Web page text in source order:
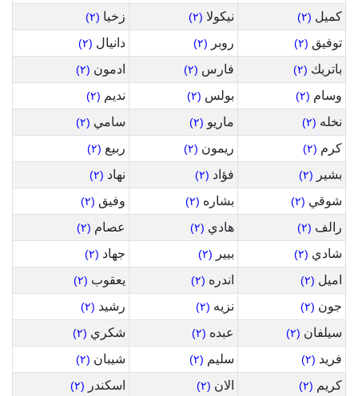
كميل (٢) نيكولا (٢) زخيا (٢)
توفيق (٢) روبر (٢) دانيال (٢)
باتريك (٢) فارس (٢) ادمون (٢)
وسام (٢) بولس (٢) نديم (٢)
نخله (٢) ماريو (٢) سامي (٢)
كرم (٢) ريمون (٢) ربيع (٢)
بشير (٢) فؤاد (٢) نهاد (٢)
شوقي (٢) بشاره (٢) وفيق (٢)
رالف (٢) هادي (٢) عصام (٢)
شادي (٢) بيير (٢) جهاد (٢)
اميل (٢) اندره (٢) يعقوب (٢)
جون (٢) نزيه (٢) رشيد (٢)
سيلفان (٢) عبده (٢) شكري (٢)
فريد (٢) سليم (٢) شيبان (٢)
كريم (٢) الان (٢) اسكندر (٢)